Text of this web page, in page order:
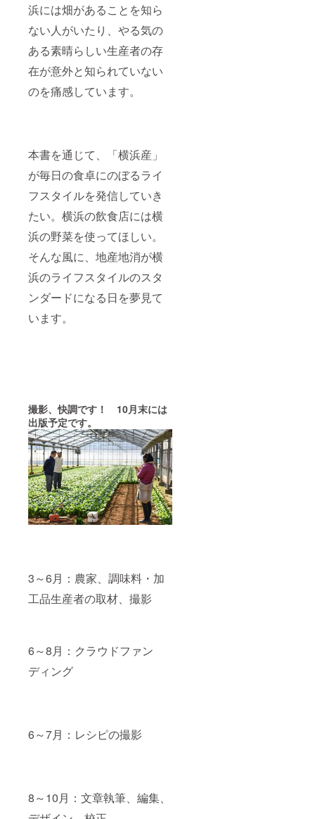
浜には畑があることを知ら
ない人がいたり、やる気の
ある素晴らしい生産者の存
在が意外と知られていない
のを痛感しています。
本書を通じて、「横浜産」
が毎日の食卓にのぼるライ
フスタイルを発信していき
たい。横浜の飲食店には横
浜の野菜を使ってほしい。
そんな風に、地産地消が横
浜のライフスタイルのスタ
ンダードになる日を夢見て
います。
撮影、快調です！ 10月末には
出版予定です。
3～6月：農家、調味料・加
工品生産者の取材、撮影
6～8月：クラウドファン
ディング
6～7月：レシピの撮影
8～10月：文章執筆、編集、